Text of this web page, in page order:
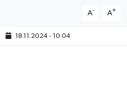
A- A+
18.11.2024 - 10:04